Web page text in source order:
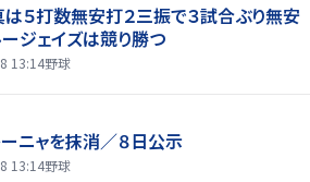
５打数無安打２三振で３試合ぶり無安
ジェイズは競り勝つ
13:14野球
ニャを抹消／８日公示
13:14野球